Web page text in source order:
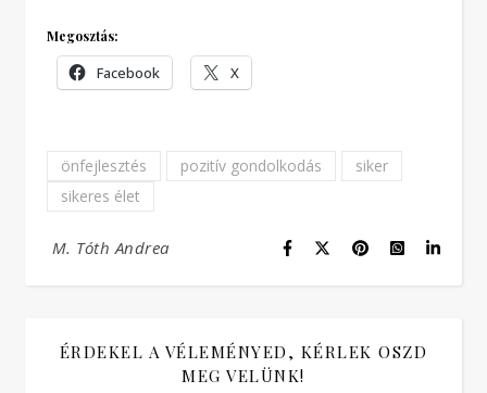
Megosztás:
Facebook X
önfejlesztés pozitív gondolkodás
siker
sikeres élet
M. Tóth Andrea
ÉRDEKEL A VÉLEMÉNYED, KÉRLEK OSZD
MEG VELÜNK!